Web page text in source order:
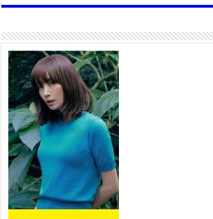
боломжтой-Хүүхэд хөгжүүлэх
төв” байгуулах төсөлд төр,
хувийн хэвшлийн түншлэлийн хүрээнд хамтран
ажиллахыг урьж байна
2026 оны 7 сар 22 / 9 цаг 28 минут
Б.Пүрэвдагва: “Урт цагаан”-ыг
залуучууд чөлөөт цагаа
өнгөрүүлдэг, жуулчид зорьж
ирдэг цэг болгоно
2026 оны 7 сар 21 / 16 цаг 47 минут
Тусгай замын автобус /BRT/ төслийн удирдах
хорооны ээлжит хуралдаан боллоо